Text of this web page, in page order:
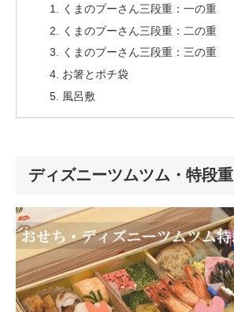
くまのプーさん三段重：一の重
くまのプーさん三段重：二の重
くまのプーさん三段重：三の重
お箸とポチ袋
風呂敷
ディズニーツムツム・特段重